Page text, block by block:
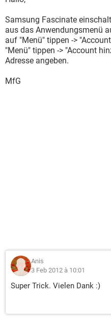
Samsung Fascinate
aus das Anwendungsmenü
auf "Menü" tippen ->
"Menü" tippen -> "Account
Adresse angeben.
MfG
Anis
3 Feb 2012 à 10:01
Super Trick. Vielen Dank :)